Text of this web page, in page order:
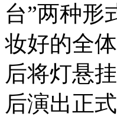
台”两种形
妆好的全
后将灯悬
后演出正